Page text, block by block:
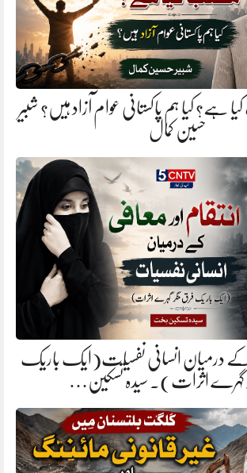
ہے؟ کیا ہم پاکستانی عوام آزاد ہیں؟ شبیر
حسین کمال
کے درمیان انسانی نفسیات(ایک باریک
گہرے اثرات). سیدہ تسکین…